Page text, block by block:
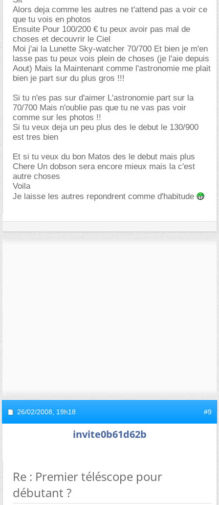
Alors deja comme les autres ne t'attend pas a voir ce
que tu vois en photos
Ensuite Pour 100/200 € tu peux avoir pas mal de
choses et decouvrir le Ciel
Moi j'ai la Lunette Sky-watcher 70/700 Et bien je m'en
lasse pas tu peux vois plein de choses (je l'aie depuis
Aout) Mais la Maintenant comme l'astronomie me plait
bien je part sur du plus gros !!!
Si tu n'es pas sur d'aimer L'astronomie part sur la
70/700 Mais n'oublie pas que tu ne vas pas voir
comme sur les photos !!
Si tu veux deja un peu plus des le debut le 130/900
est tres bien
Et si tu veux du bon Matos des le debut mais plus
Chere Un dobson sera encore mieux mais la c'est
autre choses
Voila
Je laisse les autres repondrent comme d'habitude
26/02/2008, 19h18 #9
invite0b61d62b
Re : Premier téléscope pour
débutant ?